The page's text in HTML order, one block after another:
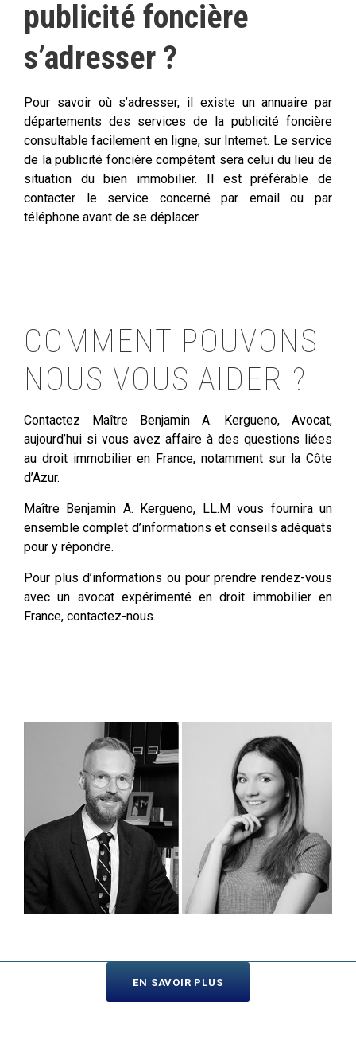
publicité foncière
s’adresser ?
Pour savoir où s’adresser, il existe un annuaire par
départements des services de la publicité foncière
consultable facilement en ligne, sur Internet. Le service
de la publicité foncière compétent sera celui du lieu de
situation du bien immobilier. Il est préférable de
contacter le service concerné par email ou par
téléphone avant de se déplacer.
COMMENT POUVONS
NOUS VOUS AIDER ?
Contactez Maître Benjamin A. Kergueno, Avocat,
aujourd’hui si vous avez affaire à des questions liées
au droit immobilier en France, notamment sur la Côte
d’Azur.
Maître Benjamin A. Kergueno, LL.M vous fournira un
ensemble complet d’informations et conseils adéquats
pour y répondre.
Pour plus d’informations ou pour prendre rendez-vous
avec un avocat expérimenté en droit immobilier en
France, contactez-nous.
EN SAVOIR PLUS